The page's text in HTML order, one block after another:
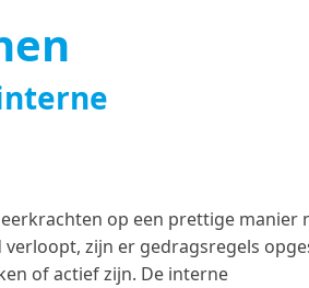
op een prettige manier
zijn er gedragsregels
of actief zijn. De interne